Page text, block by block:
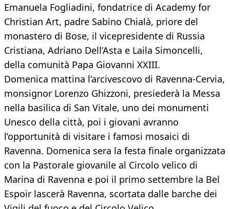
Emanuela Fogliadini, fondatrice di Academy for
Christian Art, padre Sabino Chialà, priore del
monastero di Bose, il vicepresidente di Russia
Cristiana, Adriano Dell’Asta e Laila Simoncelli,
della comunità Papa Giovanni XXIII.
Domenica mattina l’arcivescovo di Ravenna-Cervia,
monsignor Lorenzo Ghizzoni, presiederà la Messa
nella basilica di San Vitale, uno dei monumenti
Unesco della città, poi i giovani avranno
l’opportunità di visitare i famosi mosaici di
Ravenna. Domenica sera la festa finale organizzata
con la Pastorale giovanile al Circolo velico di
Marina di Ravenna e poi il primo settembre la Bel
Espoir lascerà Ravenna, scortata dalle barche dei